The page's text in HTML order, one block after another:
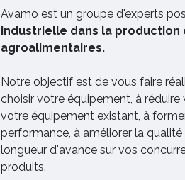
Avamo est un groupe d'experts
industrielle dans la
agroalimentaires.
Notre objectif est de vous faire
choisir votre équipement, à
votre équipement existant, à
performance, à améliorer la
longueur d'avance sur vos
produits.